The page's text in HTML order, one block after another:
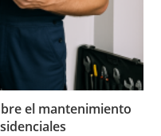
el mantenimiento